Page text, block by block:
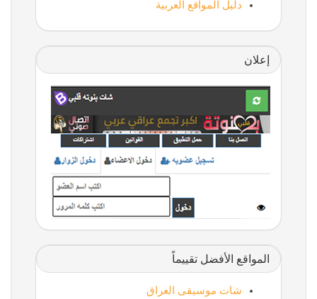
دليل المواقع العربية
إعلان
المواقع الأفضل تقييماً
شات موسيقى العراق